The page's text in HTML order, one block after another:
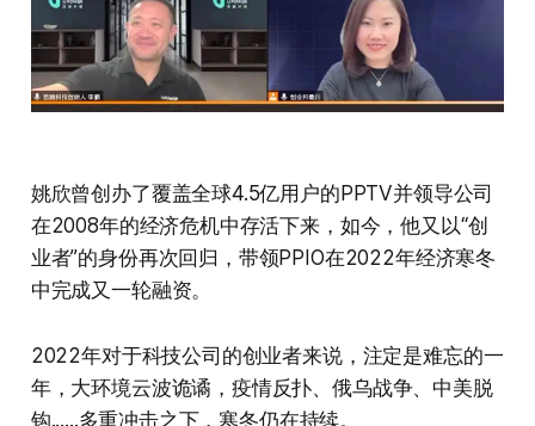
姚欣曾创办了覆盖全球4.5亿用户的PPTV并领导公司
在2008年的经济危机中存活下来，如今，他又以“创
业者”的身份再次回归，带领PPIO在2022年经济寒冬
中完成又一轮融资。
2022年对于科技公司的创业者来说，注定是难忘的一
年，大环境云波诡谲，疫情反扑、俄乌战争、中美脱
钩......多重冲击之下，寒冬仍在持续。